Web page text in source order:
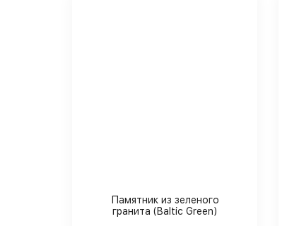
Памятник из зеленого
гранита (Baltic Green)